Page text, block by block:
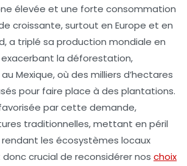
élevée et une forte consommation
croissante, surtout en Europe et en
, a triplé sa production mondiale en
la déforestation,
Mexique, où des milliers d’hectares
pour faire place à des plantations.
par cette demande,
traditionnelles, mettant en péril
les écosystèmes locaux
donc crucial de reconsidérer nos choix